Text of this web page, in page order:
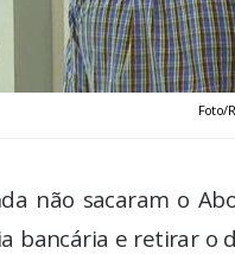
Foto/
não sacaram o
bancária e retirar o